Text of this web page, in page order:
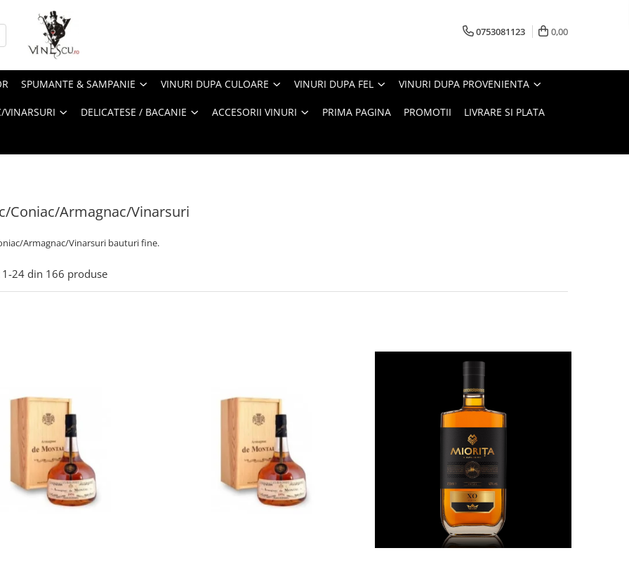
0753081123 0,00
SPUMANTE & SAMPANIE VINURI DUPA CULOARE VINURI DUPA FEL VINURI DUPA PROVENIENTA
DELICATESE / BACANIE ACCESORII VINURI PRIMA PAGINA PROMOTII LIVRARE SI PLATA
Coniac/Armagnac/Vinarsuri
Armagnac/Vinarsuri bauturi fine.
1-24 din 166 produse